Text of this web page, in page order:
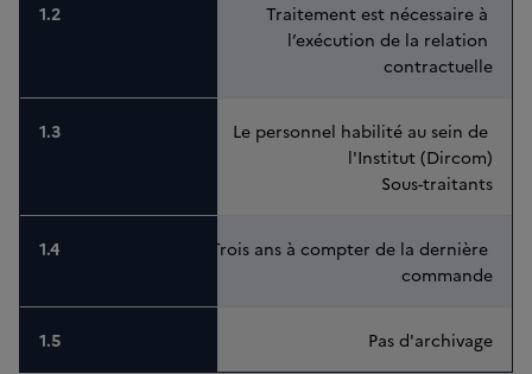
Traitement est nécessaire à
l’exécution de la relation
contractuelle
Le personnel habilité au sein de
l'Institut (Dircom)
Sous-traitants
Trois ans à compter de la dernière
commande
Pas d'archivage